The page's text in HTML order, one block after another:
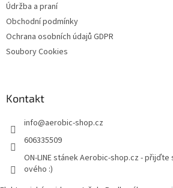
Údržba a praní
Obchodní podmínky
Ochrana osobních údajů GDPR
Soubory Cookies
Kontakt
info@aerobic-shop.cz
606335509
ON-LINE stánek Aerobic-shop.cz -
ového :)